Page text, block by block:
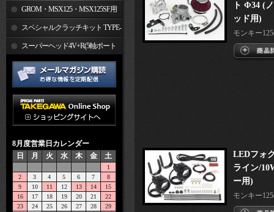
ツ GROM・MSX125・MSX125SF用
エンジンパーツ
スペシャルクラッチキット TYPE-
スーパーヘッド4V+R(5軸ポート
加工)
8月度営業日カレンダー
日
月 火 水 木 金 土
1
2
3 4 5 6 7
8
9
10 11 12 13 14
15
16
17 18 19 20 21
22
23
24 25 26 27 28
29
ト Φ34 (
ッド用)
モンキー
LEDフォ
ライン/
ー用)
モンキー